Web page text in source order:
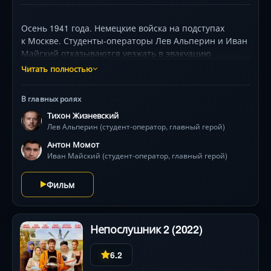
Осень 1941 года. Немецкие войска на подступах
к Москве. Студенты-операторы Лев Альперин и Иван
Майский отказываются уезжать в эвакуацию
и добиваются направления на фронт, чтобы
церемония вручения премии «Оскар» начинается
с сенсации − главную кинонаграду Голливуда
получает документальная лента из СССР.
Читать полностью
В главных ролях
Тихон Жизневский
Лев Альперин (студент-оператор, главный герой)
Антон Момот
Иван Майский (студент-оператор, главный герой)
Фильм
Непослушник 2 (2022)
6.2